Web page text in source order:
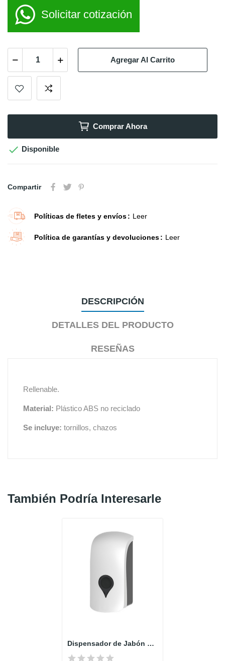
Solicitar cotización
Agregar Al Carrito
Comprar Ahora
 Disponible
Compartir
Políticas de fletes y envíos Leer
Política de garantías y devoluciones Leer
DESCRIPCIÓN
DETALLES DEL PRODUCTO
RESEÑAS
Rellenable.
Material: Plástico ABS no reciclado
Se incluye: tornillos, chazos
También Podría Interesarle
Dispensador de Jabón x 1000 ml